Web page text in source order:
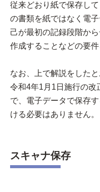
従来どおり紙で保存し
の書類を紙ではなく電
己が最初の記録段階か
作成することなどの要
なお、上で解説をした
令和4年1月1日施行の改
で、電子データで保存
ける必要はありません。
スキャナ保存